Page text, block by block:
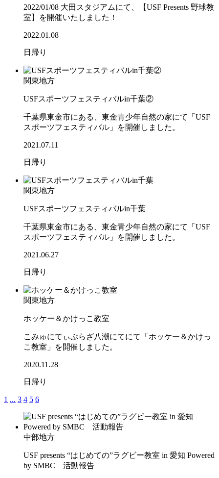
2022/01/08 大田スタジアムにて、【USF Presents 野球教
室】を開催いたしました！
2022.01.08
日帰り
関東地方
USFスポーツフェスティバルin千葉②
千葉県東金市にある、東金青少年自然の家にて「USF
スポーツフェスティバル」を開催しました。
2021.07.11
日帰り
関東地方
USFスポーツフェスティバルin千葉
千葉県東金市にある、東金青少年自然の家にて「USF
スポーツフェスティバル」を開催しました。
2021.06.27
日帰り
関東地方
ホッケー＆かけっこ教室
こみゅにてぃぷらざ八潮にてにて「ホッケー＆かけっ
こ教室」を開催しました。
2020.11.28
日帰り
1 ... 3 4 5 6
中部地方
USF presents “はじめての”ラグビー教室 in 愛知 Powered
by SMBC 活動報告